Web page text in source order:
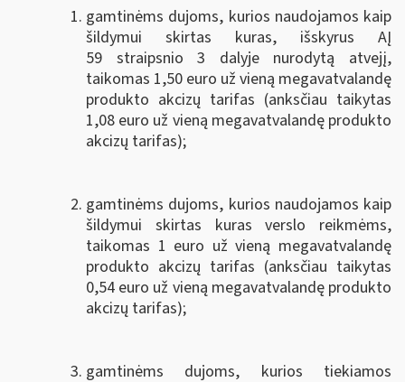
gamtinėms dujoms, kurios naudojamos kaip
šildymui skirtas kuras, išskyrus AĮ
59 straipsnio 3 dalyje nurodytą atvejį,
taikomas 1,50 euro už vieną megavatvalandę
produkto akcizų tarifas (anksčiau taikytas
1,08 euro už vieną megavatvalandę produkto
akcizų tarifas);
gamtinėms dujoms, kurios naudojamos kaip
šildymui skirtas kuras verslo reikmėms,
taikomas 1 euro už vieną megavatvalandę
produkto akcizų tarifas (anksčiau taikytas
0,54 euro už vieną megavatvalandę produkto
akcizų tarifas);
gamtinėms dujoms, kurios tiekiamos